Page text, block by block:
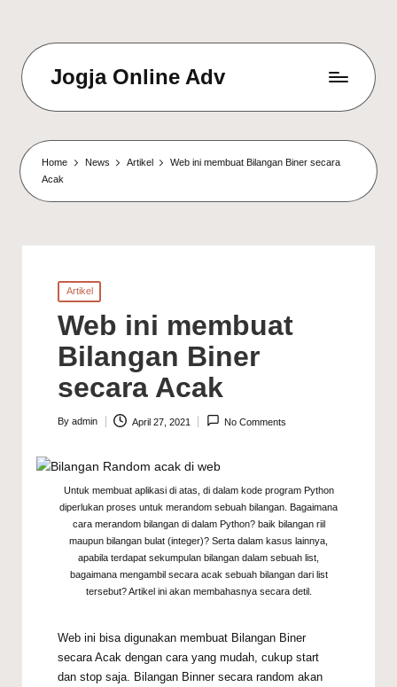
Jogja Online Adv
&
Digital
Connection
Agency
Home News Artikel
Web ini membuat Bilangan Biner secara
Acak
Posted
in
Artikel
Web ini membuat
Bilangan Biner
secara Acak
Posted
By admin April 27, 2021 No Comments
Untuk membuat aplikasi di atas, di dalam kode program Python
diperlukan proses untuk merandom sebuah bilangan. Bagaimana
cara merandom bilangan di dalam Python? baik bilangan riil
maupun bilangan bulat (integer)? Serta dalam kasus lainnya,
apabila terdapat sekumpulan bilangan dalam sebuah list,
bagaimana mengambil secara acak sebuah bilangan dari list
tersebut? Artikel ini akan membahasnya secara detil.
Web ini bisa digunakan membuat Bilangan Biner
secara Acak dengan cara yang mudah, cukup start
dan stop saja. Bilangan Binner secara random akan